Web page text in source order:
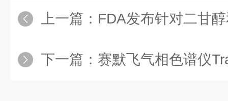
上一篇： FDA发布针对二甘醇和
下一篇： 赛默飞气相色谱仪Trace